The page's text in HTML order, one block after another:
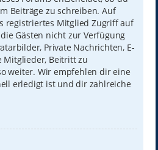
Beiträge zu schreiben. Auf
registriertes Mitglied Zugriff auf
Gästen nicht zur Verfügung
Private Nachrichten, E-
Mitglieder, Beitritt zu
weiter. Wir empfehlen dir eine
erledigt ist und dir zahlreiche